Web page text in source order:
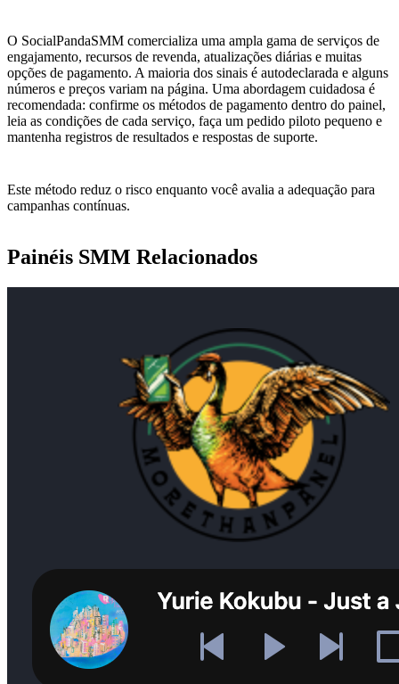
O SocialPandaSMM comercializa uma ampla gama de serviços de
engajamento, recursos de revenda, atualizações diárias e muitas
opções de pagamento. A maioria dos sinais é autodeclarada e alguns
números e preços variam na página. Uma abordagem cuidadosa é
recomendada: confirme os métodos de pagamento dentro do painel,
leia as condições de cada serviço, faça um pedido piloto pequeno e
mantenha registros de resultados e respostas de suporte.
Este método reduz o risco enquanto você avalia a adequação para
campanhas contínuas.
Painéis SMM Relacionados